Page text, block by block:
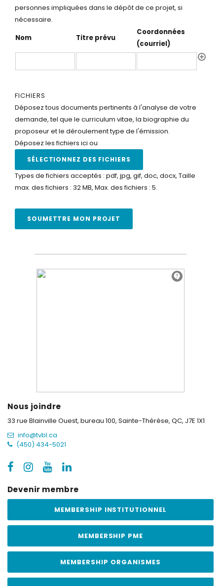
personnes impliquées dans le dépôt de ce projet, si
nécessaire.
Nom
Titre prévu
Coordonnées
(courriel)
FICHIERS
Déposez tous documents pertinents à l'analyse de votre
demande, tel que le curriculum vitae, la biographie du
proposeur et le déroulement type de l'émission.
Déposez les fichiers ici ou
SÉLECTIONNEZ DES FICHIERS
Types de fichiers acceptés : pdf, jpg, gif, doc, docx, Taille
max. des fichiers : 32 MB, Max. des fichiers : 5.
SOUMETTRE MON PROJET
Nous joindre
33 rue Blainville Ouest, bureau 100, Sainte-Thérèse, QC, J7E 1X1
info@tvbl.ca
(450) 434-5021
Devenir membre
MEMBERSHIP INSTITUTIONNEL
MEMBERSHIP PME
MEMBERSHIP ORGANISMES